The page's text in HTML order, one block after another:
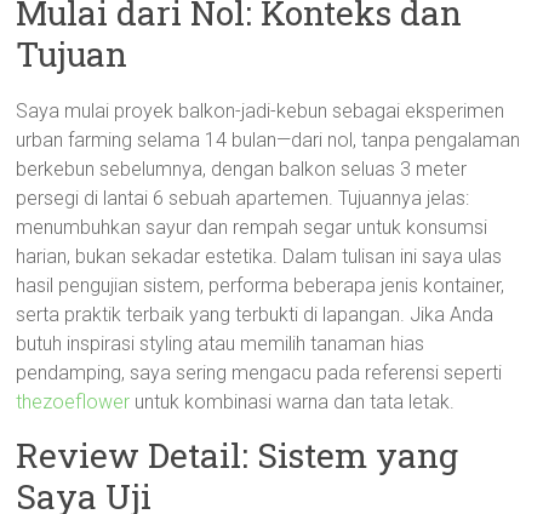
Mulai dari Nol: Konteks dan
Tujuan
Saya mulai proyek balkon-jadi-kebun sebagai eksperimen
urban farming selama 14 bulan—dari nol, tanpa pengalaman
berkebun sebelumnya, dengan balkon seluas 3 meter
persegi di lantai 6 sebuah apartemen. Tujuannya jelas:
menumbuhkan sayur dan rempah segar untuk konsumsi
harian, bukan sekadar estetika. Dalam tulisan ini saya ulas
hasil pengujian sistem, performa beberapa jenis kontainer,
serta praktik terbaik yang terbukti di lapangan. Jika Anda
butuh inspirasi styling atau memilih tanaman hias
pendamping, saya sering mengacu pada referensi seperti
thezoeflower untuk kombinasi warna dan tata letak.
Review Detail: Sistem yang
Saya Uji